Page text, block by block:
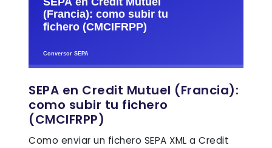
SEPA en Credit Mutuel (Francia):
como subir tu fichero
(CMCIFRPP)
Como enviar un fichero SEPA XML a Credit